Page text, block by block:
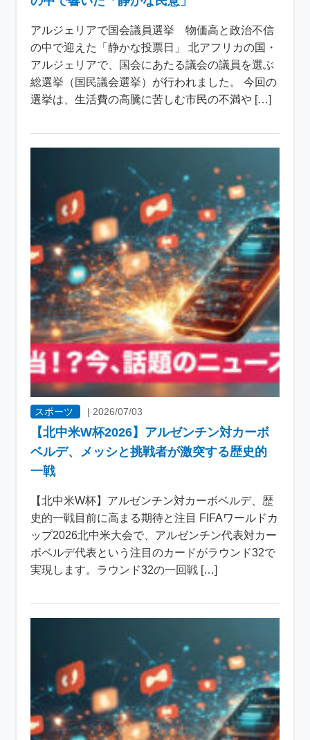
アルジェリアで国会議員選挙 物価高と政治不信
の中で迎えた「静かな投票日」 北アフリカの国・
アルジェリアで、国会にあたる議会の議員を選ぶ
総選挙（国民議会選挙）が行われました。 今回の
選挙は、生活費の高騰に苦しむ市民の不満や […]
スポーツ | 2026/07/03
【北中米W杯2026】アルゼンチン対カーボ
ベルデ、メッシと挑戦者が激突する歴史的
一戦
【北中米W杯】アルゼンチン対カーボベルデ、歴
史的一戦目前に高まる期待と注目 FIFAワールドカ
ップ2026北中米大会で、アルゼンチン代表対カー
ボベルデ代表という注目のカードがラウンド32で
実現します。ラウンド32の一回戦 […]